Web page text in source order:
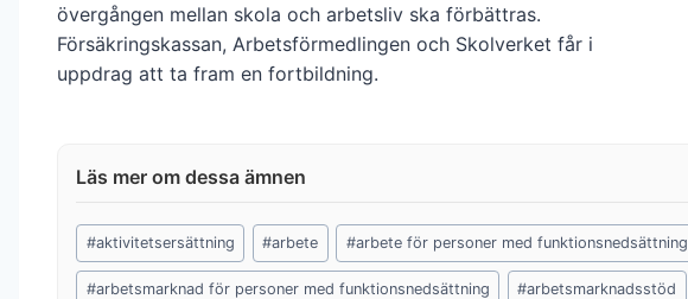
övergången mellan skola och arbetsliv ska förbättras.
Försäkringskassan, Arbetsförmedlingen och Skolverket får i
uppdrag att ta fram en fortbildning.
Post
Tags:
#aktivitetsersättning #arbete #arbete för personer med funktionsnedsättning
#arbetsmarknad för personer med funktionsnedsättning #arbetsmarknadsstöd